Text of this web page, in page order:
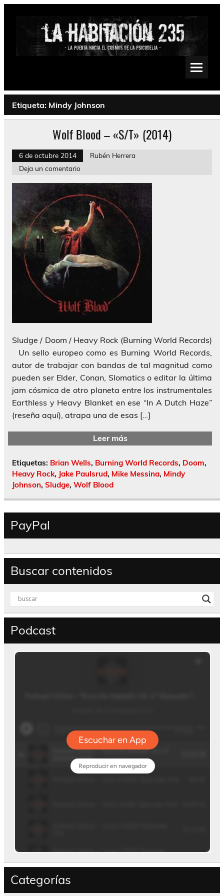
Saltar
Psychedelic, Stoner, Doom, Sludge, Fuzz, Space, Drone
Etiqueta: Mindy Johnson
Wolf Blood – «S/T» (2014)
6 de octubre 2014
Rubén Herrera
Deja un comentario
Sludge / Doom / Heavy Rock (Burning World Records)
Un sello europeo como es Burning World Records,
autor de trabajar con bandas de tal magnitud como
pueden ser Elder, Conan, Slomatics o editar la última
jam cósmica de otro planeta entre los instrumentales
Earthless y Heavy Blanket en ese “In A Dutch Haze”
(reseña aquí), atrapa una de esas […]
Leer más
Etiquetas: Brian Wells, Burning World Records, Doom,
Heavy Rock, Jake Paulsrud, Mike Messina, Mindy
Johnson, Sludge, Wolf Blood
PayPal
Buscar contenidos
Podcast
Categorías